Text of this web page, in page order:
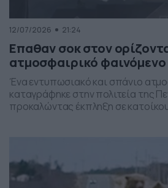
12/07/2026 21:24
Επαθαν σοκ στον
ατμοσφαιρικό
Ένα εντυπωσιακό και σπάνιο
καταγράφηκε στην πολιτεία της
προκαλώντας έκπληξη σε
για το φαινόμενο scud – χαμηλά,
συνθήκες έντονης υγρασίας και
ανατάραξης. Παρότι […]